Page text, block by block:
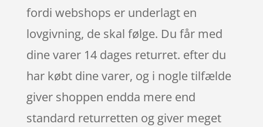
fordi webshops er underlagt en
lovgivning, de skal følge. Du får med
dine varer 14 dages returret. efter du
har købt dine varer, og i nogle tilfælde
giver shoppen endda mere end
standard returretten og giver meget